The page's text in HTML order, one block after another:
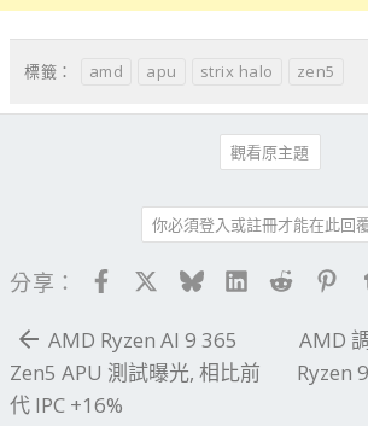
標籤： amd apu strix halo zen5
觀看原主題
你必須登入或註冊才能在此回
分享： FacebookBlueskyLinkedIn
Reddit
AMD Ryzen AI 9 365
Zen5 APU 測試曝光, 相比前
代 IPC +16%
AMD
Ryzen